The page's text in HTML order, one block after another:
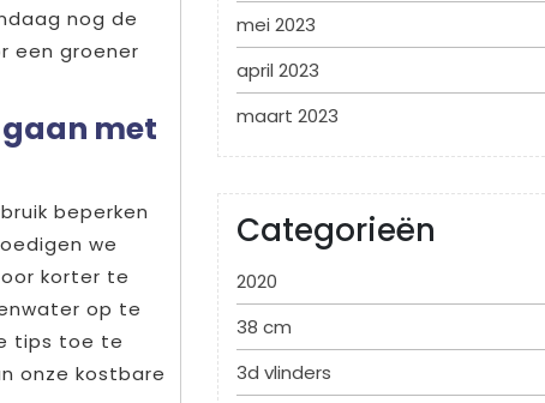
nog de
een groener
met
beperken
we
korter te
op te
tips toe te
onze kostbare
mei 2023
april 2023
maart 2023
Categorieën
2020
38 cm
3d vlinders